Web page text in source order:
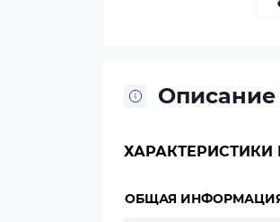
Описание
ХАРАКТЕРИСТИКИ
ОБЩАЯ